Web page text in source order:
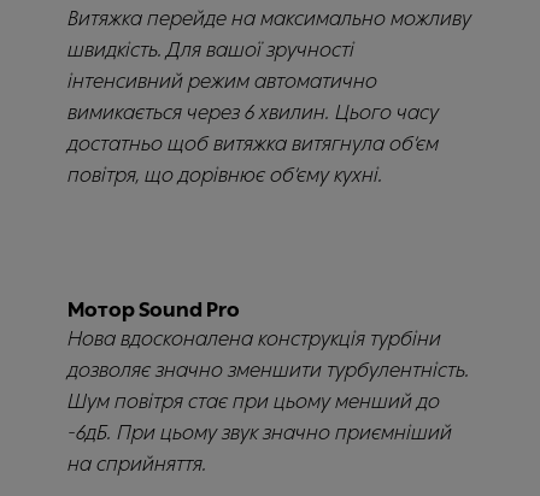
Витяжка перейде на максимально можливу
швидкість. Для вашої зручності
інтенсивний режим автоматично
вимикається через 6 хвилин. Цього часу
достатньо щоб витяжка витягнула об’єм
повітря, що дорівнює об’єму кухні.
Мотор Sound Pro
Нова вдосконалена конструкція турбіни
дозволяє значно зменшити турбулентність.
Шум повітря стає при цьому менший до
-6дБ. При цьому звук значно приємніший
на сприйняття.